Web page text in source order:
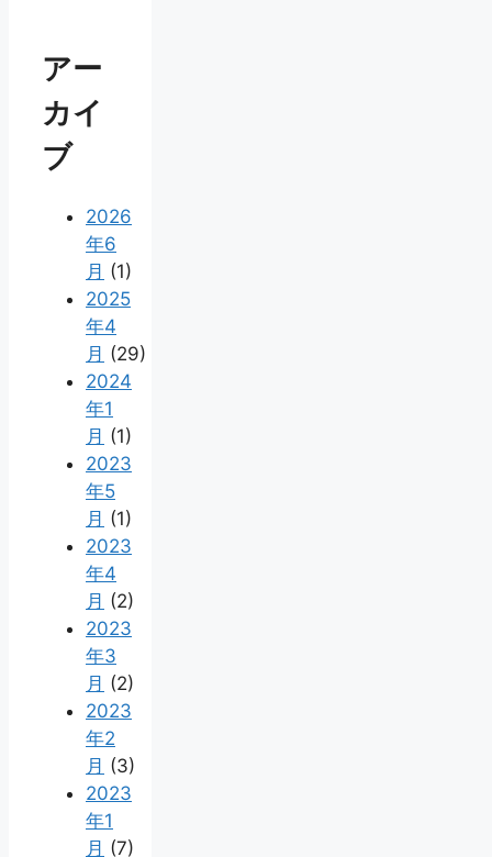
アー
カイ
ブ
2026
年6
月 (1)
2025
年4
月 (29)
2024
年1
月 (1)
2023
年5
月 (1)
2023
年4
月 (2)
2023
年3
月 (2)
2023
年2
月 (3)
2023
年1
月 (7)